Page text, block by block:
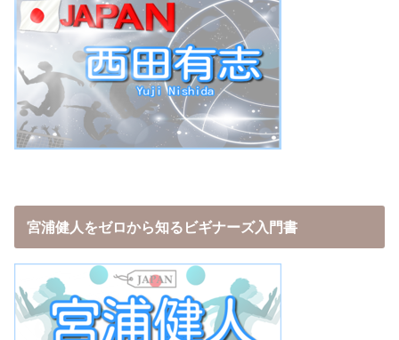
宮浦健人をゼロから知るビギナーズ入門書